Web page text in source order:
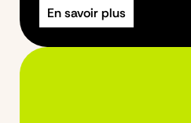
En savoir plus